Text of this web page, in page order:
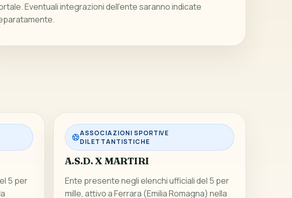
Eventuali integrazioni dell’ente saranno indicate
5 per
ASSOCIAZIONI SPORTIVE
DILETTANTISTICHE
A.S.D. X MARTIRI
Ente presente negli elenchi ufficiali del 5 per
mille, attivo a Ferrara (Emilia Romagna) nella